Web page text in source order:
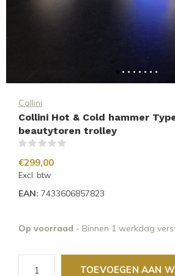
Collini
Collini Hot & Cold hammer
beautytoren trolley
€299,00
Excl. btw
EAN: 7433606857823
Op voorraad - Binnen 1 werkdag
TOEVOEGEN AAN